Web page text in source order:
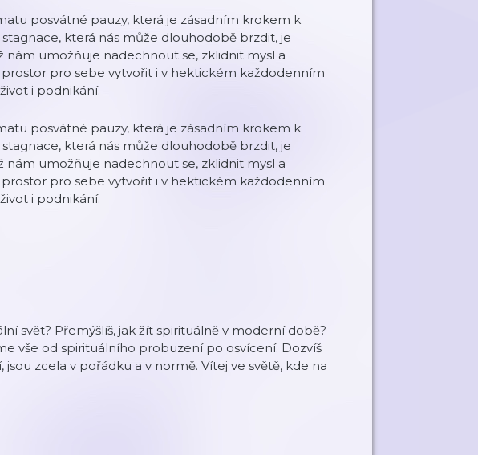
posvátné pauzy, která je zásadním krokem k
která nás může dlouhodobě brzdit, je
nám umožňuje nadechnout se, zklidnit mysl a
pro sebe vytvořit i v hektickém každodenním
i podnikání.
posvátné pauzy, která je zásadním krokem k
která nás může dlouhodobě brzdit, je
nám umožňuje nadechnout se, zklidnit mysl a
pro sebe vytvořit i v hektickém každodenním
i podnikání.
svět? Přemýšlíš, jak žít spirituálně v moderní době?
vše od spirituálního probuzení po osvícení. Dozvíš
zcela v pořádku a v normě. Vítej ve světě, kde na